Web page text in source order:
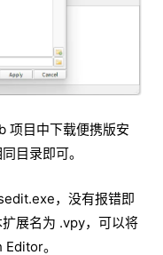
项目中下载便携版安
目录即可。
，没有报错即
展名为 .vpy，可以将
。